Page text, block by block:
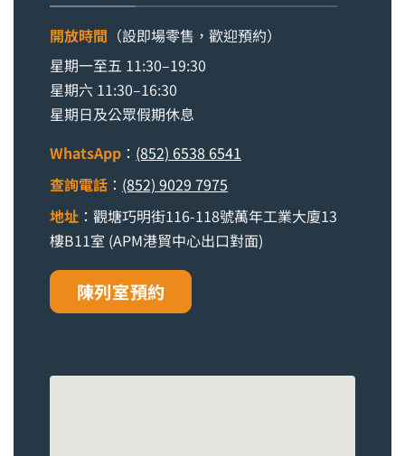
開放時間 （設即場零售，歡迎預約）
星期一至五 11:30–19:30
星期六 11:30–16:30
星期日及公眾假期休息
WhatsApp ： (852) 6538 6541
查詢電話 ： (852) 9029 7975
地址 ：觀塘巧明街116-118號萬年工業大廈13
樓B11室 (APM港貿中心出口對面)
陳列室預約